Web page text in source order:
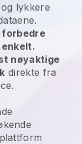
lykkere
forbedre
nøyaktige
direkte fra